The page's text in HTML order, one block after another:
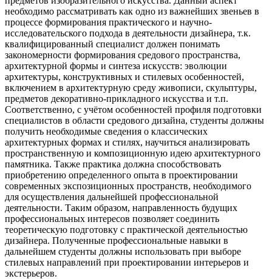
необходимо рассматривать как одно из важнейших звеньев в
процессе формирования практического и научно-
исследовательского подхода в деятельности дизайнера, т.к.
квалифицированный специалист должен понимать
закономерности формирования средового пространства,
архитектурной формы и синтеза искусств: эволюции
архитектуры, конструктивных и стилевых особенностей,
включением в архитектурную среду живописи, скульптуры,
предметов декоративно-прикладного искусства и т.п.
Соответственно, с учётом особенностей профиля подготовки
специалистов в области средового дизайна, студенты должны
получить необходимые сведения о классических
архитектурных формах и стилях, научиться анализировать
пространственную и композиционную идею архитектурного
памятника. Также практика должна способствовать
приобретению определенного опыта в проектировании
современных экспозиционных пространств, необходимого
для осуществления дальнейшей профессиональной
деятельности. Таким образом, направленность будущих
профессиональных интересов позволяет соединить
теоретическую подготовку с практической деятельностью
дизайнера. Полученные профессиональные навыки в
дальнейшем студенты должны использовать при выборе
стилевых направлений при проектировании интерьеров и
экстерьеров.